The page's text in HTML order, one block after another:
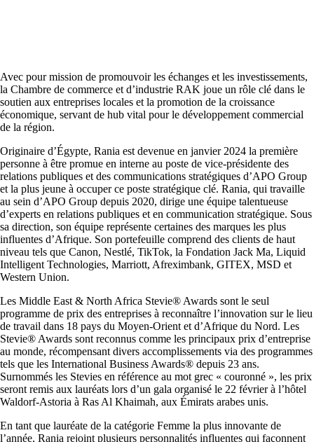
Avec pour mission de promouvoir les échanges et les investissements,
la Chambre de commerce et d’industrie RAK joue un rôle clé dans le
soutien aux entreprises locales et la promotion de la croissance
économique, servant de hub vital pour le développement commercial
de la région.
Originaire d’Égypte, Rania est devenue en janvier 2024 la première
personne à être promue en interne au poste de vice-présidente des
relations publiques et des communications stratégiques d’APO Group
et la plus jeune à occuper ce poste stratégique clé. Rania, qui travaille
au sein d’APO Group depuis 2020, dirige une équipe talentueuse
d’experts en relations publiques et en communication stratégique. Sous
sa direction, son équipe représente certaines des marques les plus
influentes d’Afrique. Son portefeuille comprend des clients de haut
niveau tels que Canon, Nestlé, TikTok, la Fondation Jack Ma, Liquid
Intelligent Technologies, Marriott, Afreximbank, GITEX, MSD et
Western Union.
Les Middle East & North Africa Stevie® Awards sont le seul
programme de prix des entreprises à reconnaître l’innovation sur le lieu
de travail dans 18 pays du Moyen-Orient et d’Afrique du Nord. Les
Stevie® Awards sont reconnus comme les principaux prix d’entreprise
au monde, récompensant divers accomplissements via des programmes
tels que les International Business Awards® depuis 23 ans.
Surnommés les Stevies en référence au mot grec « couronné », les prix
seront remis aux lauréats lors d’un gala organisé le 22 février à l’hôtel
Waldorf-Astoria à Ras Al Khaimah, aux Émirats arabes unis.
En tant que lauréate de la catégorie Femme la plus innovante de
l’année, Rania rejoint plusieurs personnalités influentes qui façonnent